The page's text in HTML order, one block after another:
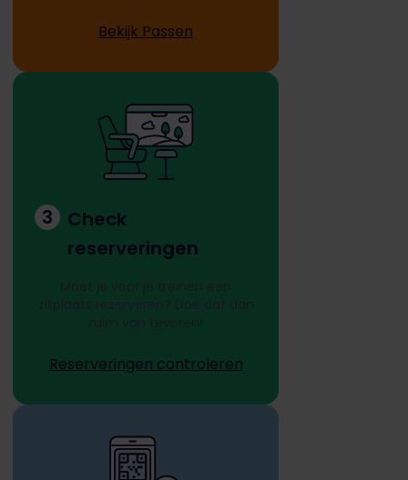
Bekijk Passen
3
Check
reserveringen
Moet je voor je treinen een
zitplaats reserveren? Doe dat dan
ruim van tevoren!
Reserveringen controleren